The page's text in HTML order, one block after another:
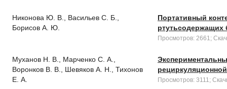
Никонова Ю. В., Васильев С. Б.,
Борисов А. Ю.
Портативный
Просмотров: 2661;
Муханов Н. В., Марченко С. А.,
Воронков В. В., Шевяков А. Н., Тихонов
Е. А.
Просмотров: 3111;